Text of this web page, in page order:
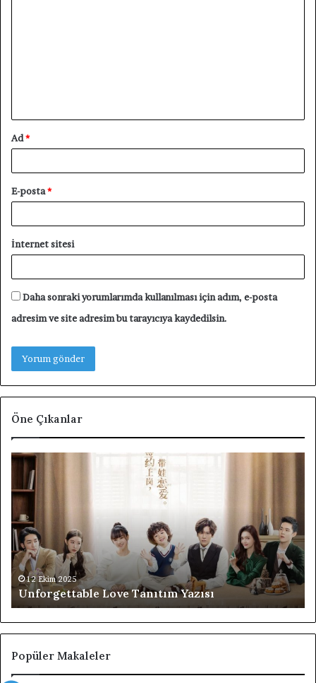
Ad*
E-posta*
İnternet sitesi
Daha sonraki yorumlarımda kullanılması için adım, e-posta
adresim ve site adresim bu tarayıcıya kaydedilsin.
Öne Çıkanlar
Unforgettable
Love
Tanıtım
12 Ekim 2025
Unforgettable Love Tanıtım Yazısı
Popüler Makaleler